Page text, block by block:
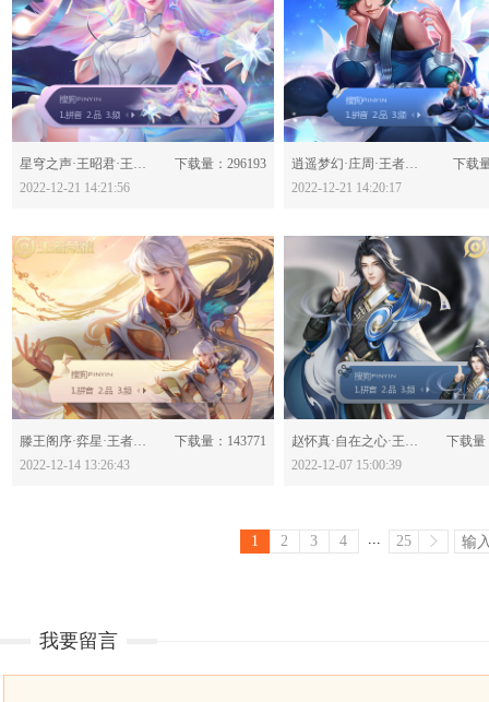
分享：
星穹之声·王昭君·王者荣耀-630356
下载量：296193
2022-12-21 14:21:56
分享：
逍遥梦幻·庄周·王者荣耀-630354
下载
2022-12-21 14:20:17
分享：
滕王阁序·弈星·王者荣耀-630280
下载量：143771
2022-12-14 13:26:43
分享：
赵怀真·自在之心·王者荣耀-630202
下载量
2022-12-07 15:00:39
1 2 3 4 ... 25
我要留言